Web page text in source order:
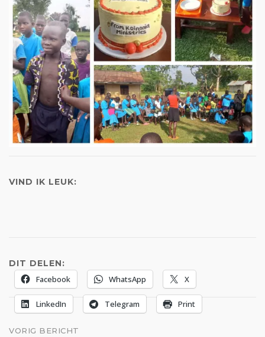
VIND IK LEUK:
DIT DELEN:
Facebook
WhatsApp X
LinkedIn Telegram Print
VORIG BERICHT